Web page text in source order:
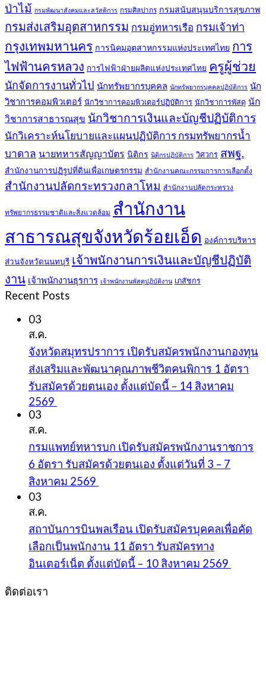
ป่าไม้ กรมพัฒนาสังคมและสวัสดิการ กรมศิลปากร กรมสนับสนุนบริการสุขภาพ
กรมส่งเสริมอุตสาหกรรม กรมอู่ทหารเรือ กรมเจ้าท่า
กรุงเทพมหานคร การนิคมอุตสาหกรรมแห่งประเทศไทย การ
ไฟฟ้านครหลวง การไฟฟ้าฝ่ายผลิตแห่งประเทศไทย ครูผู้ช่วย
นักจัดการงานทั่วไป นักทรัพยากรบุคคล นักทรัพยากรบุคคลปฏิบัติการ นัก
วิชาการคอมพิวเตอร์ นักวิชาการคอมพิวเตอร์ปฏิบัติการ นักวิชาการพัสดุ นัก
วิชาการสาธารณสุข นักวิชาการเงินและบัญชีปฏิบัติการ
นักวิเคราะห์นโยบายและแผนปฏิบัติการ กรมทรัพยากรน้ำ
บาดาล นายทหารสัญญาบัตร นิติกร นิติกรปฏิบัติการ วิศวกร สพฐ.
สำนักงานการปฏิรูปที่ดินเพื่อเกษตรกรรม สำนักงานคณะกรรมการการเลือกตั้ง
สำนักงานปลัดกระทรวงกลาโหม สำนักงานปลัดกระทรวง
ทรัพยากรธรรมชาติและสิ่งแวดล้อม สำนักงาน
สาธารณสุขจังหวัดร้อยเอ็ด องค์การบริหาร
ส่วนจังหวัดนนทบุรี เจ้าพนักงานการเงินและบัญชีปฏิบัติ
งาน เจ้าพนักงานธุรการ เจ้าพนักงานพัสดุปฏิบัติงาน เภสัชกร
Recent Posts
03
ส.ค.
จังหวัดสมุทรปราการ เปิดรับสมัครพนักงานกองทุน
ส่งเสริมและพัฒนาคุณภาพชีวิตคนพิการ 1 อัตรา
รับสมัครด้วยตนเอง ตั้งแต่บัดนี้ – 14 สิงหาคม
2569
03
ส.ค.
กรมแพทย์ทหารบก เปิดรับสมัครพนักงานราชการ
6 อัตรา รับสมัครด้วยตนเอง ตั้งแต่วันที่ 3 – 7
สิงหาคม 2569
03
ส.ค.
สถาบันการบินพลเรือน เปิดรับสมัครบุคคลเพื่อคัด
เลือกเป็นพนักงาน 11 อัตรา รับสมัครทาง
อินเตอร์เน็ต ตั้งแต่บัดนี้ – 10 สิงหาคม 2569
ติดต่อเรา